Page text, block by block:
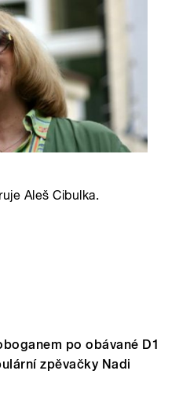
Aleš Cibulka.
po obávané D1
zpěvačky Nadi